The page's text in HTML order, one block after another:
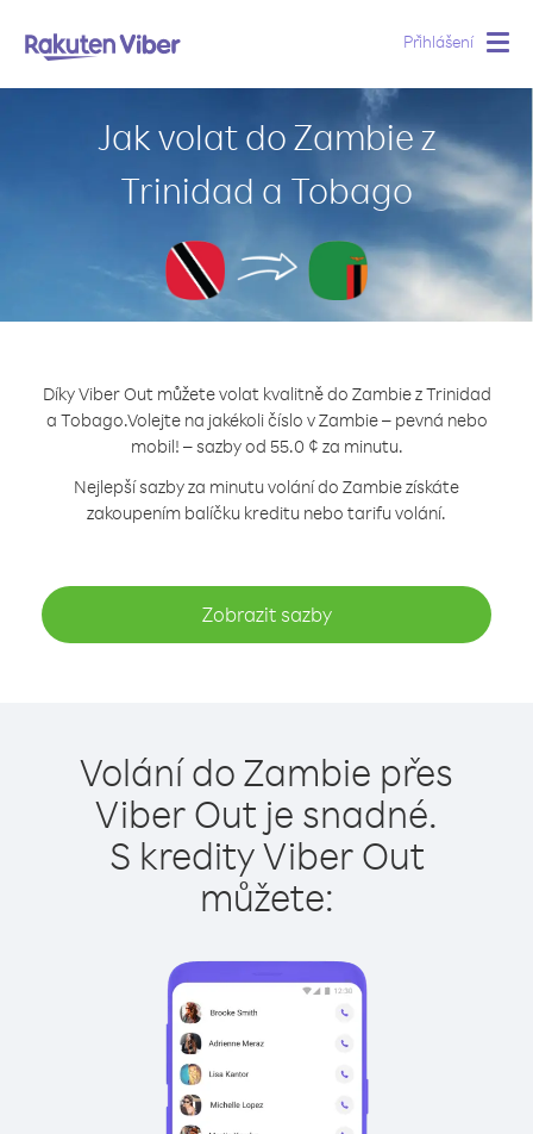
Přihlášení
Jak volat do Zambie z
Trinidad a Tobago
Díky Viber Out můžete volat kvalitně do Zambie z Trinidad
a Tobago.Volejte na jakékoli číslo v Zambie – pevná nebo
mobil! – sazby od 55.0 ¢ za minutu.
Nejlepší sazby za minutu volání do Zambie získáte
zakoupením balíčku kreditu nebo tarifu volání.
Zobrazit sazby
Volání do Zambie přes
Viber Out je snadné.
S kredity Viber Out
můžete: